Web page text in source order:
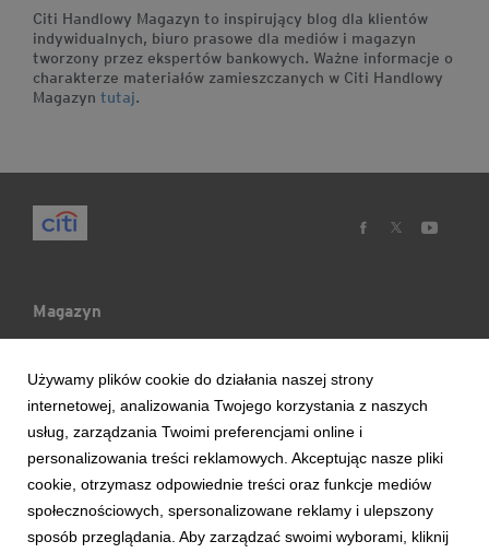
Citi Handlowy Magazyn to inspirujący blog dla klientów
indywidualnych, biuro prasowe dla mediów i magazyn
tworzony przez ekspertów bankowych. Ważne informacje o
charakterze materiałów zamieszczanych w Citi Handlowy
Magazyn tutaj.
Magazyn
Mój Blog
Ludzie & Wydarzenia
Trendy & Raporty
Aktualności
Używamy plików cookie do działania naszej strony
internetowej, analizowania Twojego korzystania z naszych
usług, zarządzania Twoimi preferencjami online i
personalizowania treści reklamowych. Akceptując nasze pliki
cookie, otrzymasz odpowiednie treści oraz funkcje mediów
społecznościowych, spersonalizowane reklamy i ulepszony
sposób przeglądania. Aby zarządzać swoimi wyborami, kliknij